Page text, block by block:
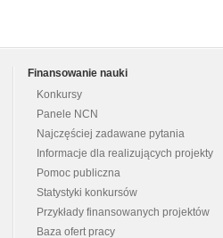
Finansowanie nauki
Konkursy
Panele NCN
Najczęściej zadawane pytania
Informacje dla realizujących projekty
Pomoc publiczna
Statystyki konkursów
Przykłady finansowanych projektów
Baza ofert pracy